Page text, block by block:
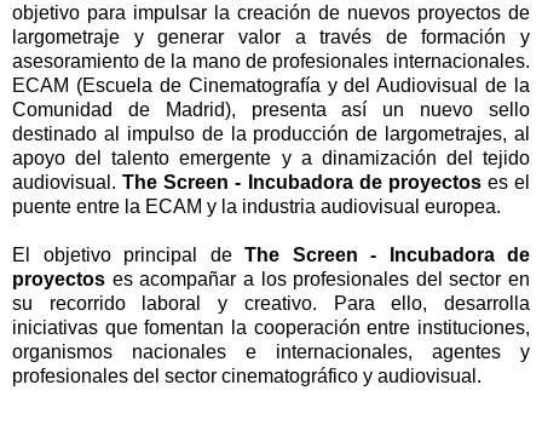
objetivo para impulsar la creación de nuevos proyectos de
largometraje y generar valor a través de formación y
asesoramiento de la mano de profesionales internacionales.
ECAM (Escuela de Cinematografía y del Audiovisual de la
Comunidad de Madrid), presenta así un nuevo sello
destinado al impulso de la producción de largometrajes, al
apoyo del talento emergente y a dinamización del tejido
audiovisual.The Screen - Incubadora de proyectos es el
puente entre la ECAM y la industria audiovisual europea.
El objetivo principal de The Screen - Incubadora de
proyectos es acompañar a los profesionales del sector en
su recorrido laboral y creativo. Para ello, desarrolla
iniciativas que fomentan la cooperación entre instituciones,
organismos nacionales e internacionales, agentes y
profesionales del sector cinematográfico y audiovisual.